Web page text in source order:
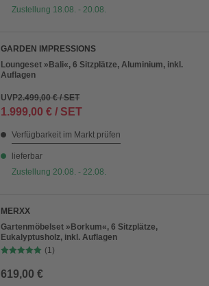
Zustellung 18.08. - 20.08.
GARDEN IMPRESSIONS
Loungeset »Bali«, 6 Sitzplätze, Aluminium, inkl.
Auflagen
UVP2.499,00 € / SET
1.999,00 € / SET
Verfügbarkeit im Markt prüfen
lieferbar
Zustellung 20.08. - 22.08.
MERXX
Gartenmöbelset »Borkum«, 6 Sitzplätze,
Eukalyptusholz, inkl. Auflagen
(1)
619,00 €